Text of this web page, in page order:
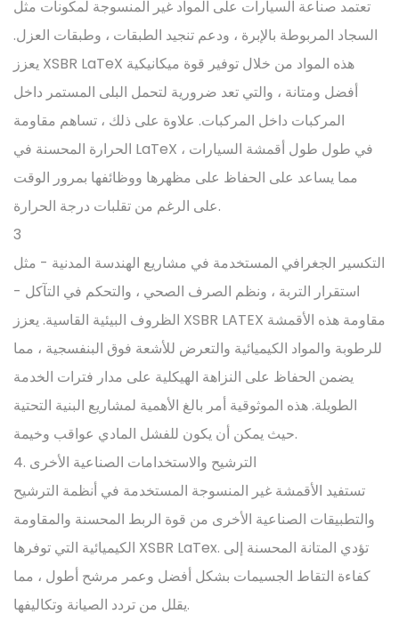
تعتمد صناعة السيارات على المواد غير المنسوجة لمكونات مثل
السجاد المربوطة بالإبرة ، ودعم تنجيد الطبقات ، وطبقات العزل.
يعزز XSBR LaTeX هذه المواد من خلال توفير قوة ميكانيكية
أفضل ومتانة ، والتي تعد ضرورية لتحمل البلى المستمر داخل
المركبات داخل المركبات. علاوة على ذلك ، تساهم مقاومة
الحرارة المحسنة في LaTeX في طول طول أقمشة السيارات ،
مما يساعد على الحفاظ على مظهرها ووظائفها بمرور الوقت
على الرغم من تقلبات درجة الحرارة.
3
التكسير الجغرافي المستخدمة في مشاريع الهندسة المدنية - مثل
استقرار التربة ، ونظم الصرف الصحي ، والتحكم في التآكل -
الظروف البيئية القاسية. يعزز XSBR LATEX مقاومة هذه الأقمشة
للرطوبة والمواد الكيميائية والتعرض للأشعة فوق البنفسجية ، مما
يضمن الحفاظ على النزاهة الهيكلية على مدار فترات الخدمة
الطويلة. هذه الموثوقية أمر بالغ الأهمية لمشاريع البنية التحتية
حيث يمكن أن يكون للفشل المادي عواقب وخيمة.
4. الترشيح والاستخدامات الصناعية الأخرى
تستفيد الأقمشة غير المنسوجة المستخدمة في أنظمة الترشيح
والتطبيقات الصناعية الأخرى من قوة الربط المحسنة والمقاومة
الكيميائية التي توفرها XSBR LaTex. تؤدي المتانة المحسنة إلى
كفاءة التقاط الجسيمات بشكل أفضل وعمر مرشح أطول ، مما
يقلل من تردد الصيانة وتكاليفها.